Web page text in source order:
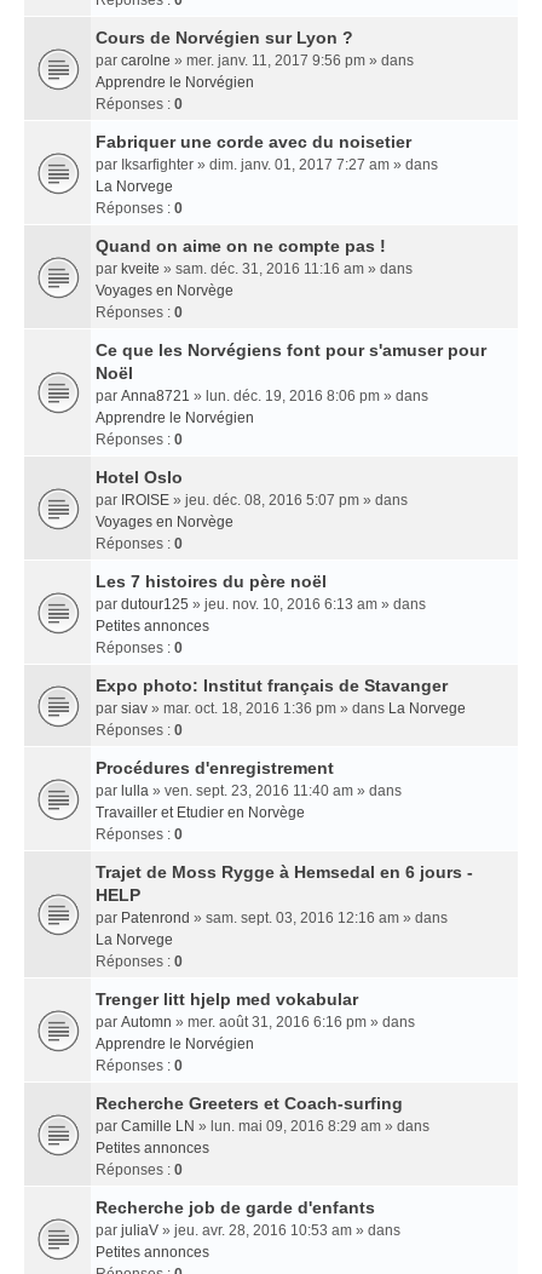
Cours de Norvégien sur Lyon ?
par carolne » mer. janv. 11, 2017 9:56 pm » dans
Apprendre le Norvégien
Réponses : 0
Fabriquer une corde avec du noisetier
par Iksarfighter » dim. janv. 01, 2017 7:27 am » dans
La Norvege
Réponses : 0
Quand on aime on ne compte pas !
par kveite » sam. déc. 31, 2016 11:16 am » dans
Voyages en Norvège
Réponses : 0
Ce que les Norvégiens font pour s'amuser pour
Noël
par Anna8721 » lun. déc. 19, 2016 8:06 pm » dans
Apprendre le Norvégien
Réponses : 0
Hotel Oslo
par IROISE » jeu. déc. 08, 2016 5:07 pm » dans
Voyages en Norvège
Réponses : 0
Les 7 histoires du père noël
par dutour125 » jeu. nov. 10, 2016 6:13 am » dans
Petites annonces
Réponses : 0
Expo photo: Institut français de Stavanger
par siav » mar. oct. 18, 2016 1:36 pm » dans La Norvege
Réponses : 0
Procédures d'enregistrement
par lulla » ven. sept. 23, 2016 11:40 am » dans
Travailler et Etudier en Norvège
Réponses : 0
Trajet de Moss Rygge à Hemsedal en 6 jours -
HELP
par Patenrond » sam. sept. 03, 2016 12:16 am » dans
La Norvege
Réponses : 0
Trenger litt hjelp med vokabular
par Automn » mer. août 31, 2016 6:16 pm » dans
Apprendre le Norvégien
Réponses : 0
Recherche Greeters et Coach-surfing
par Camille LN » lun. mai 09, 2016 8:29 am » dans
Petites annonces
Réponses : 0
Recherche job de garde d'enfants
par juliaV » jeu. avr. 28, 2016 10:53 am » dans
Petites annonces